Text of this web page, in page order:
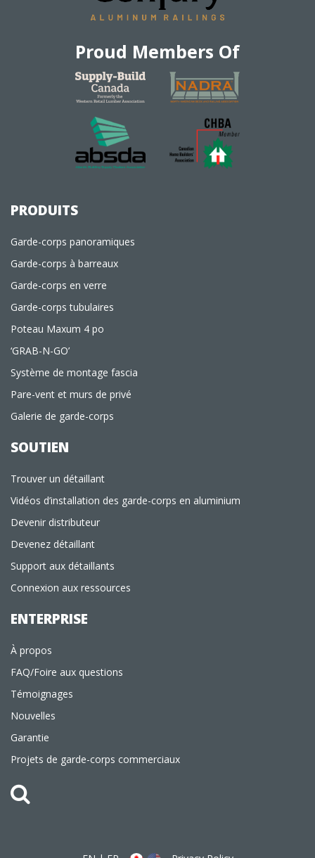
Proud Members Of
PRODUITS
Garde-corps panoramiques
Garde-corps à barreaux
Garde-corps en verre
Garde-corps tubulaires
Poteau Maxum 4 po
‘GRAB-N-GO’
Système de montage fascia
Pare-vent et murs de privé
Galerie de garde-corps
SOUTIEN
Trouver un détaillant
Vidéos d’installation des garde-corps en aluminium
Devenir distributeur
Devenez détaillant
Support aux détaillants
Connexion aux ressources
ENTERPRISE
À propos
FAQ/Foire aux questions
Témoignages
Nouvelles
Garantie
Projets de garde-corps commerciaux